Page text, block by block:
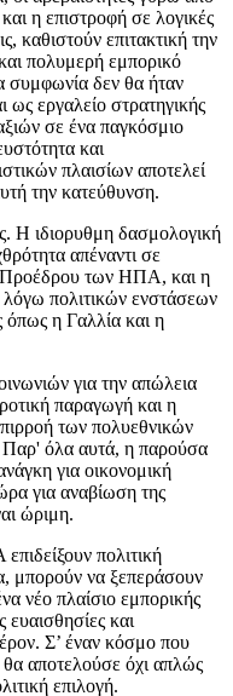
η επιστροφή σε λογικές
καθιστούν επιτακτική την
πολυμερή εμπορικό
δεν θα ήταν
εργαλείο στρατηγικής
σε ένα παγκόσμιο
και
πλαισίων αποτελεί
την κατεύθυνση.
Η ιδιορυθμη δασμολογική
απέναντι σε
Προέδρου των ΗΠΑ, και η
λόγω πολιτικών ενστάσεων
όπως η Γαλλία και η
για την απώλεια
παραγωγή και η
των πολυεθνικών
Παρ' όλα αυτά, η παρούσα
για οικονομική
για αναβίωση της
ώριμη.
πολιτική
μπορούν να ξεπεράσουν
νέο πλαίσιο εμπορικής
ευαισθησίες και
Σ’ έναν κόσμο που
θα αποτελούσε όχι απλώς
επιλογή.